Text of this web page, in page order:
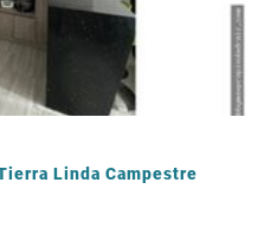
Linda Campestre